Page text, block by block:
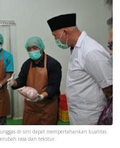
di sini dapat mempertahankan kualitas
rasa dan tekstur.